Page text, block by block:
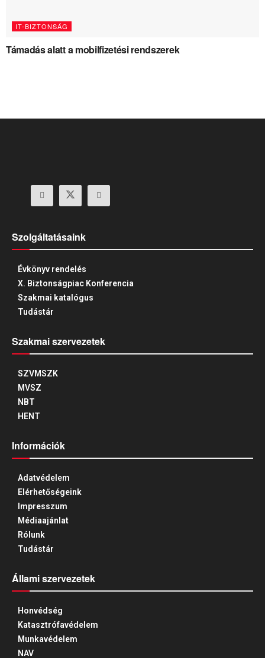
IT-BIZTONSÁG
Támadás alatt a mobilfizetési rendszerek
Szolgáltatásaink
Évkönyv rendelés
X. Biztonságpiac Konferencia
Szakmai katalógus
Tudástár
Szakmai szervezetek
SZVMSZK
MVSZ
NBT
HENT
Információk
Adatvédelem
Elérhetőségeink
Impresszum
Médiaajánlat
Rólunk
Tudástár
Állami szervezetek
Honvédség
Katasztrófavédelem
Munkavédelem
NAV